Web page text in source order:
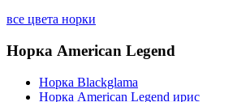
все цвета норки
Норка American Legend
Норка Blackglama
Норка American Legend ирис